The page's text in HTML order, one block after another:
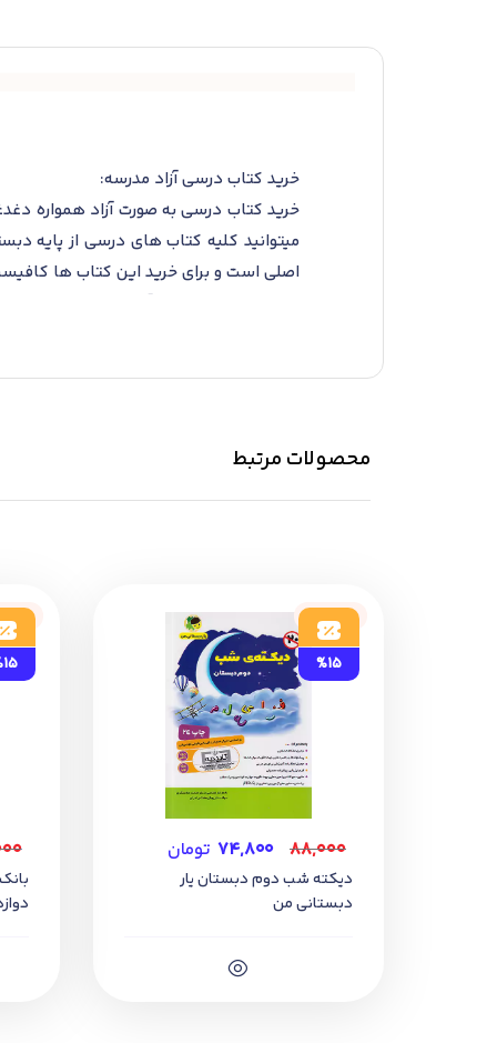
خرید کتاب درسی آزاد مدرسه:
خرید کتاب درسی به صورت آزاد همواره
میتوانید کلیه کتاب های درسی از پایه
اصلی است و برای خرید این کتاب ها
خرید کتاب درسی برای فارغ التحصیلانمحصولات مرتبط
ناموجود
%15
۸۸,۰۰۰ ۷۴,۸۰۰ تومان
دیکته شب دوم دبستان یار
دبستانی من